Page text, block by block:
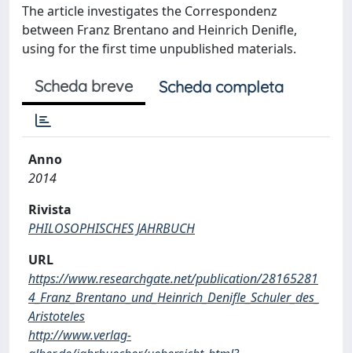
The article investigates the Correspondenz
between Franz Brentano and Heinrich Denifle,
using for the first time unpublished materials.
Scheda breve Scheda completa
Anno
2014
Rivista
PHILOSOPHISCHES JAHRBUCH
URL
https://www.researchgate.net/publication/28165281
4_Franz_Brentano_und_Heinrich_Denifle_Schuler_des_
Aristoteles
http://www.verlag-